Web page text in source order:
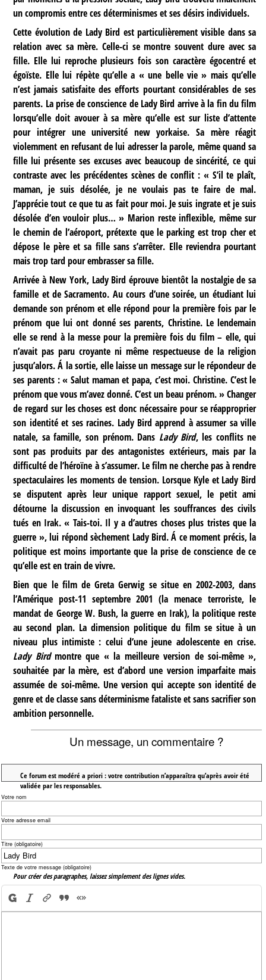
un compromis entre ces déterminismes et ses désirs individuels.
Cette évolution de Lady Bird est particulièrement visible dans sa
relation avec sa mère. Celle-ci se montre souvent dure avec sa
fille. Elle lui reproche plusieurs fois son caractère égocentré et
égoïste. Elle lui répète qu’elle a « une belle vie » mais qu’elle
n’est jamais satisfaite des efforts pourtant considérables de ses
parents. La prise de conscience de Lady Bird arrive à la fin du film
lorsqu’elle doit avouer à sa mère qu’elle est sur liste d’attente
pour intégrer une université new yorkaise. Sa mère réagit
violemment en refusant de lui adresser la parole, même quand sa
fille lui présente ses excuses avec beaucoup de sincérité, ce qui
contraste avec les précédentes scènes de conflit : « S’il te plaît,
maman, je suis désolée, je ne voulais pas te faire de mal.
J’apprécie tout ce que tu as fait pour moi. Je suis ingrate et je suis
désolée d’en vouloir plus… » Marion reste inflexible, même sur
le chemin de l’aéroport, prétexte que le parking est trop cher et
dépose le père et sa fille sans s’arrêter. Elle reviendra pourtant
mais trop tard pour embrasser sa fille.
Arrivée à New York, Lady Bird éprouve bientôt la nostalgie de sa
famille et de Sacramento. Au cours d’une soirée, un étudiant lui
demande son prénom et elle répond pour la première fois par le
prénom que lui ont donné ses parents, Christine. Le lendemain
elle se rend à la messe pour la première fois du film – elle, qui
n’avait pas paru croyante ni même respectueuse de la religion
jusqu’alors. Á la sortie, elle laisse un message sur le répondeur de
ses parents : « Salut maman et papa, c’est moi. Christine. C’est le
prénom que vous m’avez donné. C’est un beau prénom. » Changer
de regard sur les choses est donc nécessaire pour se réapproprier
son identité et ses racines. Lady Bird apprend à assumer sa ville
natale, sa famille, son prénom. Dans Lady Bird, les conflits ne
sont pas produits par des antagonistes extérieurs, mais par la
difficulté de l’héroïne à s’assumer. Le film ne cherche pas à rendre
spectaculaires les moments de tension. Lorsque Kyle et Lady Bird
se disputent après leur unique rapport sexuel, le petit ami
détourne la discussion en invoquant les souffrances des civils
tués en Irak. « Tais-toi. Il y a d’autres choses plus tristes que la
guerre », lui répond sèchement Lady Bird. Á ce moment précis, la
politique est moins importante que la prise de conscience de ce
qu’elle est en train de vivre.
Bien que le film de Greta Gerwig se situe en 2002-2003, dans
l’Amérique post-11 septembre 2001 (la menace terroriste, le
mandat de George W. Bush, la guerre en Irak), la politique reste
au second plan. La dimension politique du film se situe à un
niveau plus intimiste : celui d’une jeune adolescente en crise.
Lady Birdmontre que « la meilleure version de soi-même »,
souhaitée par la mère, est d’abord une version imparfaite mais
assumée de soi-même. Une version qui accepte son identité de
genre et de classe sans déterminisme fataliste et sans sacrifier son
ambition personnelle.
Un message, un commentaire ?
Ce forum est modéré a priori : votre contribution n’apparaîtra qu’après avoir été
validée par les responsables.
Votre nom
Votre adresse email
Titre (obligatoire)
Texte de votre message (obligatoire)
Pour créer des paragraphes, laissez simplement des lignes vides.